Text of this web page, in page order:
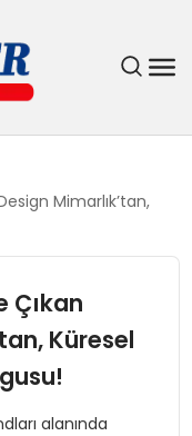
Mimarlık’tan,
Çıkan
Küresel
alanında